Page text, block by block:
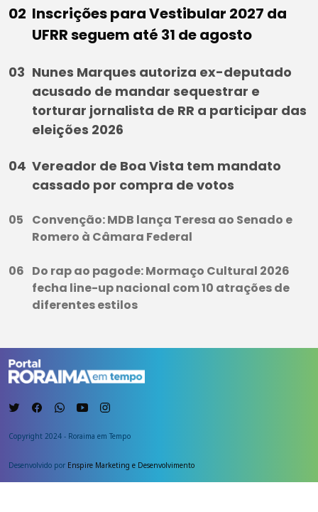
Inscrições para Vestibular 2027 da
UFRR seguem até 31 de agosto
Nunes Marques autoriza ex-deputado
acusado de mandar sequestrar e
torturar jornalista de RR a participar das
eleições 2026
Vereador de Boa Vista tem mandato
cassado por compra de votos
Convenção: MDB lança Teresa ao Senado e
Romero à Câmara Federal
Do rap ao pagode: Mormaço Cultural 2026
fecha line-up nacional com 10 atrações de
diferentes estilos
Copyright 2024 - Roraima em Tempo
Desenvolvido por Enspire Marketing e Desenvolvimento